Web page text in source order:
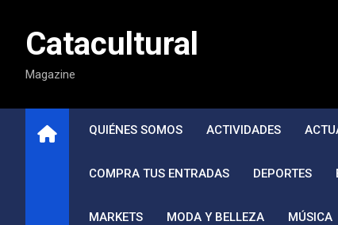
contenidoCatacultural
Magazine
QUIÉNES SOMOS ACTIVIDADES
COMPRA TUS ENTRADAS DEPORTES
MARKETS MODA Y BELLEZA MÚSICA